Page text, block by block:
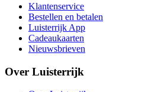
Klantenservice
Bestellen en betalen
Luisterrijk App
Cadeaukaarten
Nieuwsbrieven
Over Luisterrijk